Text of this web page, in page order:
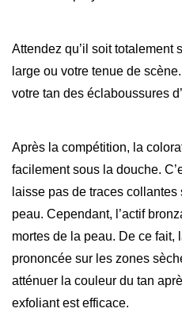
Attendez qu’il soit totalement
large ou votre tenue de
votre tan des éclaboussures
Après la compétition, la
facilement sous la douche.
laisse pas de traces
peau. Cependant, l’actif
mortes de la peau. De ce fait,
prononcée sur les zones
atténuer la couleur du tan
exfoliant est efficace.